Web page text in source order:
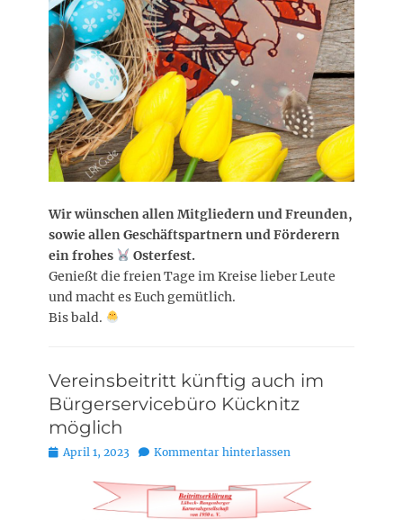
Wir wünschen allen Mitgliedern und Freunden,
sowie allen Geschäftspartnern und Förderern
ein frohes
Osterfest.
Genießt die freien Tage im Kreise lieber Leute
und macht es Euch gemütlich.
Bis bald.
Vereinsbeitritt künftig auch im
Bürgerservicebüro Kücknitz
möglich
Posted
April 1, 2023 Kommentar hinterlassen